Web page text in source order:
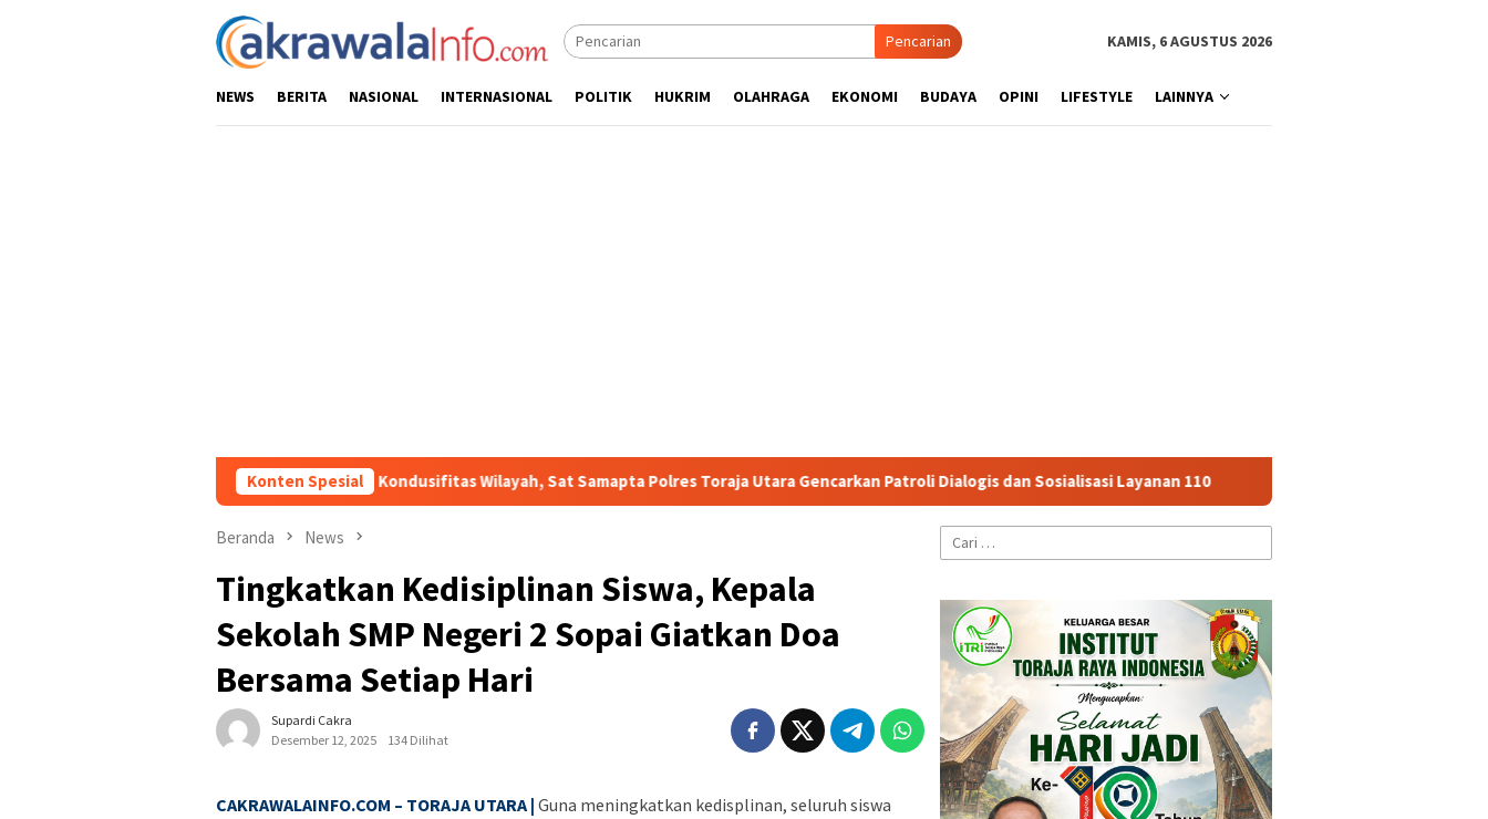
Pencarian KAMIS, 6 AGUSTUS 2026
NEWS BERITA NASIONAL INTERNASIONAL POLITIK HUKRIM OLAHRAGA EKONOMI BUDAYA OPINI LIFESTYLE LAINNYA
Konten Spesial
Ciptakan Kondusifitas Wilayah, Sat Samapta Polres Toraja Utara Gencarkan Patroli Dialogis dan Sosialisasi Layanan 110 Jasa Raharja Serahkan Santunan
Beranda News
Tingkatkan Kedisiplinan Siswa, Kepala
Sekolah SMP Negeri 2 Sopai Giatkan Doa
Bersama Setiap Hari
Supardi Cakra
Desember 12, 2025
134 Dilihat
CAKRAWALAINFO.COM – TORAJA UTARA | Guna meningkatkan kedisplinan, seluruh siswa
Cari
untuk: